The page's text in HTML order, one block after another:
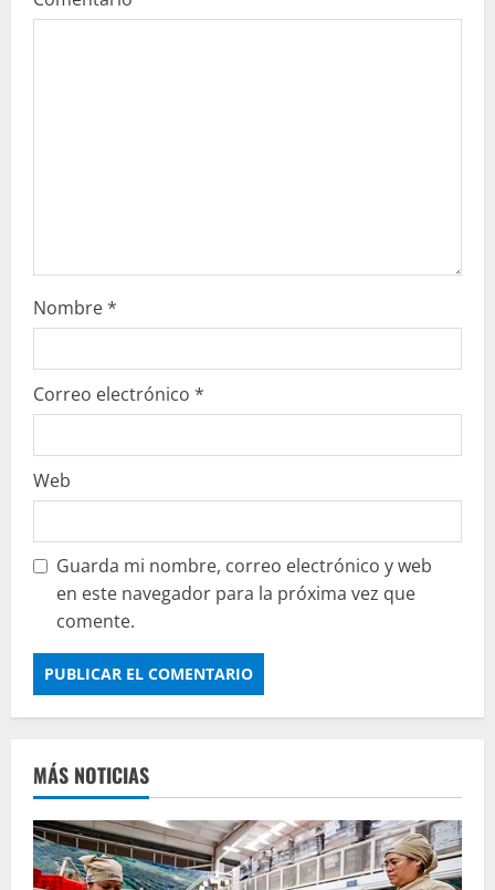
e
Nombre*
Correo electrónico *
Web
Guarda mi nombre, correo electrónico y web
en este navegador para la próxima vez que
comente.
MÁS NOTICIAS